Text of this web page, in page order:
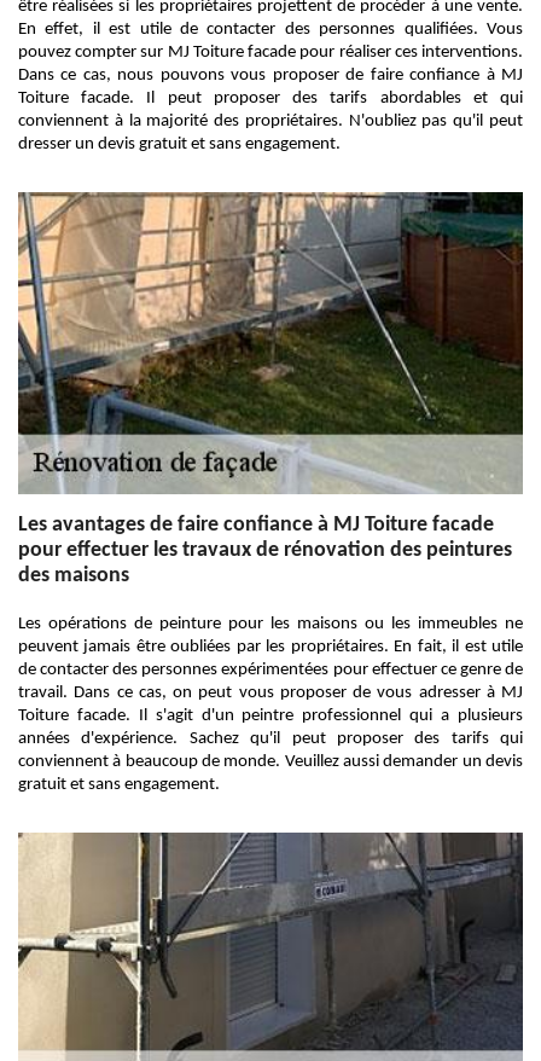
être réalisées si les propriétaires projettent de procéder à une vente.
En effet, il est utile de contacter des personnes qualifiées. Vous
pouvez compter sur MJ Toiture facade pour réaliser ces interventions.
Dans ce cas, nous pouvons vous proposer de faire confiance à MJ
Toiture facade. Il peut proposer des tarifs abordables et qui
conviennent à la majorité des propriétaires. N'oubliez pas qu'il peut
dresser un devis gratuit et sans engagement.
Les avantages de faire confiance à MJ Toiture facade
pour effectuer les travaux de rénovation des peintures
des maisons
Les opérations de peinture pour les maisons ou les immeubles ne
peuvent jamais être oubliées par les propriétaires. En fait, il est utile
de contacter des personnes expérimentées pour effectuer ce genre de
travail. Dans ce cas, on peut vous proposer de vous adresser à MJ
Toiture facade. Il s'agit d'un peintre professionnel qui a plusieurs
années d'expérience. Sachez qu'il peut proposer des tarifs qui
conviennent à beaucoup de monde. Veuillez aussi demander un devis
gratuit et sans engagement.